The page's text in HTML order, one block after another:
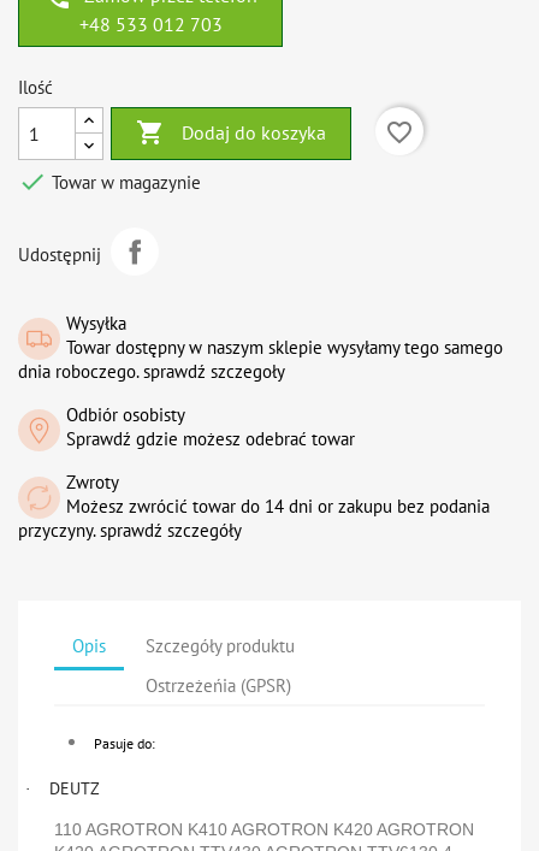
+48 533 012 703
Ilość
 Dodaj do koszyka
favorite_border
 Towar w magazynie
Udostępnij
Wysyłka
Towar dostępny w naszym sklepie wysyłamy tego samego
dnia roboczego. sprawdź szczegoły
Odbiór osobisty
Sprawdź gdzie możesz odebrać towar
Zwroty
Możesz zwrócić towar do 14 dni or zakupu bez podania
przyczyny. sprawdź szczegóły
Opis
Szczegóły produktu
Ostrzeżeńia (GPSR)
Pasuje do:
· DEUTZ
110 AGROTRON K410 AGROTRON K420 AGROTRON